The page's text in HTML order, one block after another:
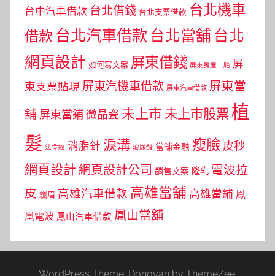
台中汽車借款 台北借錢 台北支票借款 台北機車
借款 台北汽車借款 台北當舖 台北
網頁設計 如何寫文案 屏東借錢 屏東房屋二胎 屏
東支票貼現 屏東汽機車借款 屏東汽車借款 屏東當
舖 屏東當鋪 微晶瓷 未上市 未上市股票植
髮 法令紋 消脂針 淚溝 玻尿酸 當舖金融 瘦臉 皮秒
網頁設計 網頁設計公司 銷售文案 隆乳 電波拉
皮 飄眉 高雄汽車借款 高雄當舖 高雄當鋪 鳳
凰電波 鳳山汽車借款 鳳山當舖